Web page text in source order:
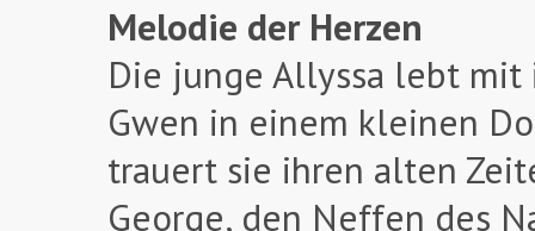
Melodie der Herzen
Die junge Allyssa lebt
Gwen in einem kleinen
trauert sie ihren alten
George, den Neffen des